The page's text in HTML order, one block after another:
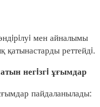
мен айналымы
қатынастарды реттейдi.
негiзгi ұғымдар
пайдаланылады: